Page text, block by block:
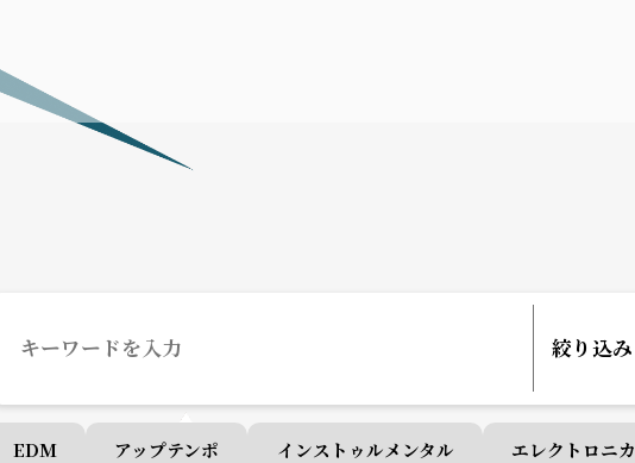
EDM アップテンポ インストゥルメンタル エレクトロニカ